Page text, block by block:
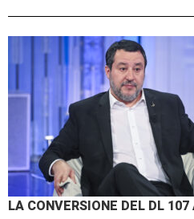
LA CONVERSIONE DEL DL